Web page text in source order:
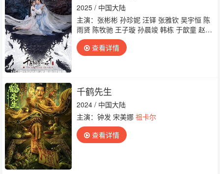
2025 / 中国大陆
主演：张彬彬 孙珍妮 汪铎 张雅钦 吴宇恒 陈
雨贤 陈牧驰 王子璇 孙晨竣 韩栋 于歆童 赵
昕 荣梓希 陈思斯 赵滨 张宁江 丹增晋美 董子
凡 孙子航 王佳璇 徐扬灏 李祉默 杨博潇
尔段星羽 于洋 宋麒 赵子络 符骞文 王昱凯 李
查看详情
千鹤先生
2024 / 中国大陆
主演：钟发 宋美娜 祖卡尔
查看详情